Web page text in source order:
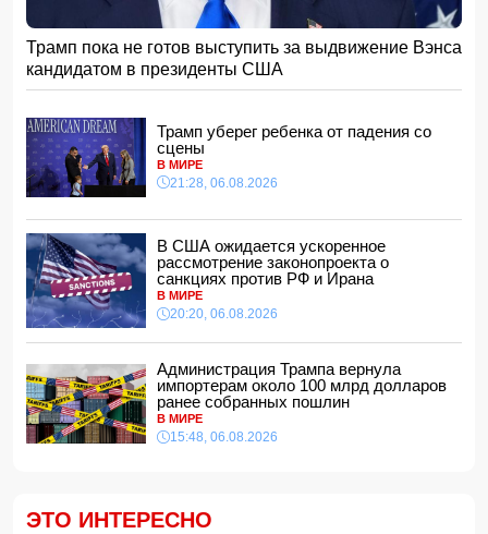
спать по ночам»
11:32, 07.08.2026
Звезда сборной Испании перейдет в «Барселону»
11:30, 07.08.2026
море
11:28, 07.08.2026
Во Флориде мужчина поймал 96 питонов и выиграл 10
тысяч долларов
Том Холланд и Зендея тайно поженились
11:22, 07.08.2026
Трагедия в Тертере: пожилые супруги стали жертвами
поджога
11:20, 07.08.2026
отопления
11:16, 07.08.2026
В Бейлаганском районе продолжаются поиски
утонувшего в канале молодого мужчины
11:00, 07.08.2026
Трамп пока не готов выступить за выдвижение Вэнса
кандидатом в президенты США
Трамп уберег ребенка от падения со
сцены
В МИРЕ
21:28, 06.08.2026
В США ожидается ускоренное
рассмотрение законопроекта о
санкциях против РФ и Ирана
В МИРЕ
20:20, 06.08.2026
Администрация Трампа вернула
импортерам около 100 млрд долларов
ранее собранных пошлин
В МИРЕ
15:48, 06.08.2026
ЭТО ИНТЕРЕСНО